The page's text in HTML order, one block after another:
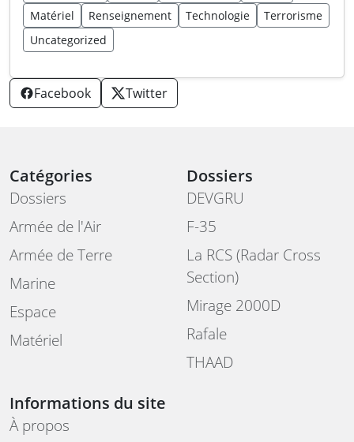
Matériel
Renseignement Technologie
Terrorisme
Uncategorized
Facebook Twitter
Catégories
Dossiers
Armée de l'Air
Armée de Terre
Marine
Espace
Matériel
Dossiers
DEVGRU
F-35
La RCS (Radar Cross
Section)
Mirage 2000D
Rafale
THAAD
Informations du site
À propos